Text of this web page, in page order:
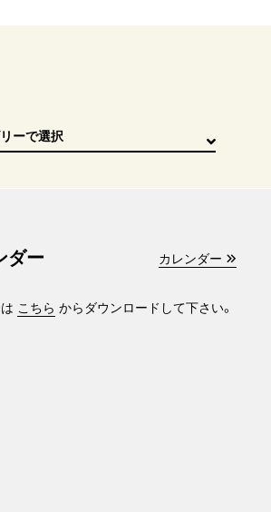
ダー カレンダー
こちら からダウンロードして下さい。